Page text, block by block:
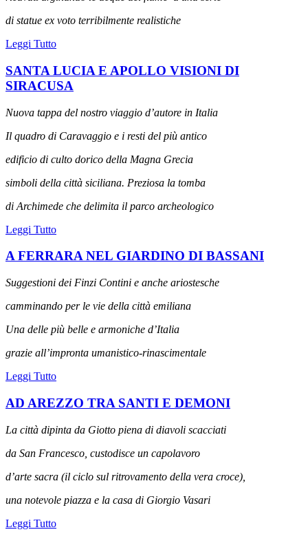
di statue ex voto terribilmente realistiche
Leggi Tutto
SANTA LUCIA E APOLLO VISIONI DI
SIRACUSA
Nuova tappa del nostro viaggio d’autore in Italia
Il quadro di Caravaggio e i resti del più antico
edificio di culto dorico della Magna Grecia
simboli della città siciliana. Preziosa la tomba
di Archimede che delimita il parco archeologico
Leggi Tutto
A FERRARA NEL GIARDINO DI BASSANI
Suggestioni dei Finzi Contini e anche ariostesche
camminando per le vie della città emiliana
Una delle più belle e armoniche d’Italia
grazie all’impronta umanistico-rinascimentale
Leggi Tutto
AD AREZZO TRA SANTI E DEMONI
La città dipinta da Giotto piena di diavoli scacciati
da San Francesco, custodisce un capolavoro
d’arte sacra (il ciclo sul ritrovamento della vera croce),
una notevole piazza e la casa di Giorgio Vasari
Leggi Tutto